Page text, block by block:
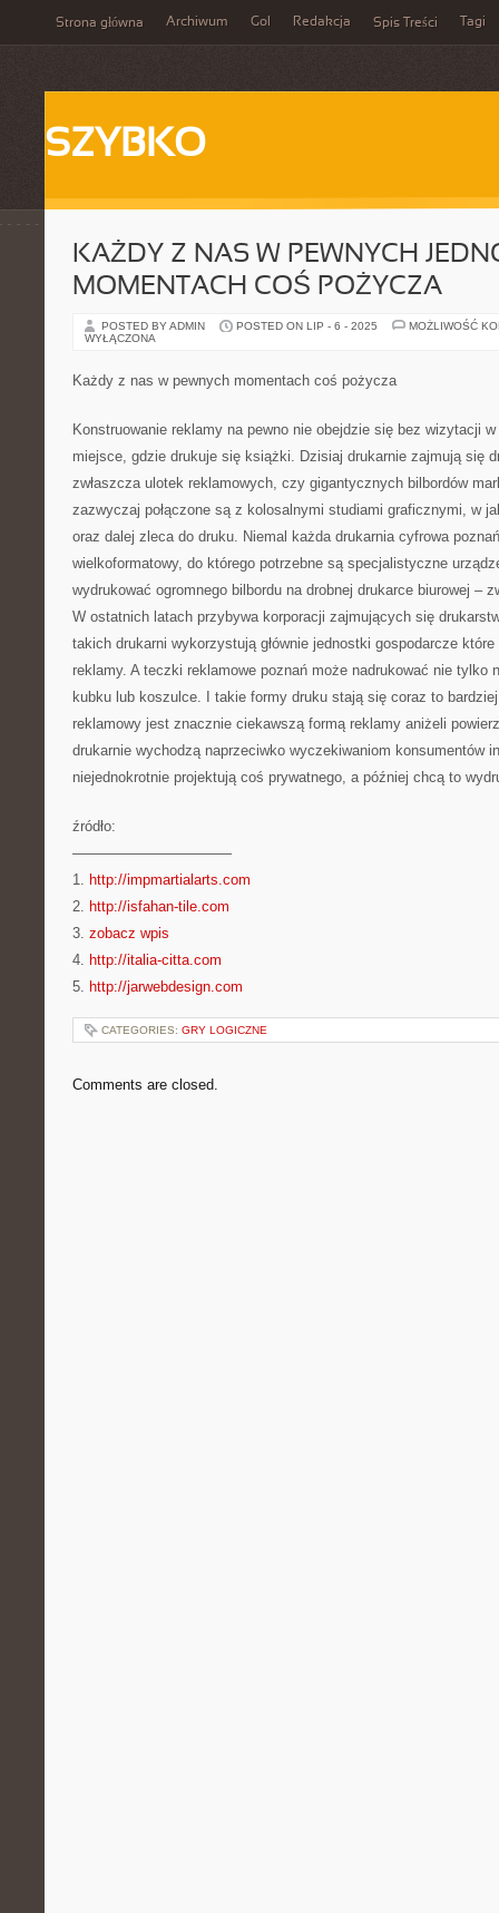
Strona główna Archiwum Gol Redakcja Spis Treści Tagi
SZYBKO
KAŻDY Z NAS W PEWNYCH
MOMENTACH COŚ POŻYCZA
POSTED BY ADMIN POSTED ON LIP - 6 - 2025
MOŻLIWOŚĆ
WYŁĄCZONA
Każdy z nas w pewnych momentach coś pożycza
Konstruowanie reklamy na pewno nie obejdzie się bez wizytacji
miejsce, gdzie drukuje się książki. Dzisiaj drukarnie zajmują się
zwłaszcza ulotek reklamowych, czy gigantycznych bilbordów
zazwyczaj połączone są z kolosalnymi studiami graficznymi, w
oraz dalej zleca do druku. Niemal każda drukarnia cyfrowa
wielkoformatowy, do którego potrzebne są specjalistyczne
wydrukować ogromnego bilbordu na drobnej drukarce biurowej –
W ostatnich latach przybywa korporacji zajmujących się
takich drukarni wykorzystują głównie jednostki gospodarcze które
reklamy. A teczki reklamowe poznań może nadrukować nie tylko
kubku lub koszulce. I takie formy druku stają się coraz to
reklamowy jest znacznie ciekawszą formą reklamy aniżeli
drukarnie wychodzą naprzeciwko wyczekiwaniom konsumentów
niejednokrotnie projektują coś prywatnego, a później chcą to
źródło:
———————————
1. http://impmartialarts.com
2. http://isfahan-tile.com
3. zobacz wpis
4. http://italia-citta.com
5. http://jarwebdesign.com
CATEGORIES: GRY LOGICZNE
Comments are closed.